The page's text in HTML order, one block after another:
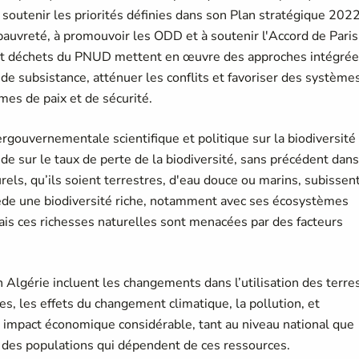
les priorités définies dans son Plan stratégique
à promouvoir les ODD et à soutenir l'Accord de
du PNUD mettent en œuvre des approches
subsistance, atténuer les conflits et favoriser des
de paix et de sécurité.
scientifique et politique sur la
sur le taux de perte de la biodiversité, sans précédent dans
qu’ils soient terrestres, d'eau douce ou marins,
une biodiversité riche, notamment avec ses écosystèmes
ces richesses naturelles sont menacées par des facteurs
incluent les changements dans l’utilisation des
les effets du changement climatique, la pollution, et
économique considérable, tant au niveau national que
populations qui dépendent de ces ressources.